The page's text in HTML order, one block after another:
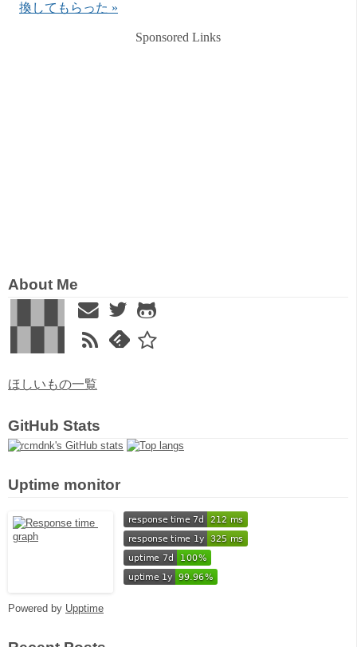
換してもらった »
Sponsored Links
About Me
ほしいもの一覧
GitHub Stats
Uptime monitor
Powered by Upptime